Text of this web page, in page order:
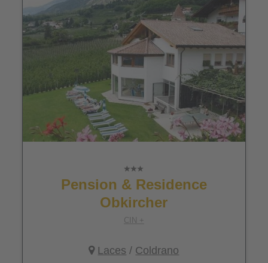
Pension & Residence
Obkircher
CIN +
Laces / Coldrano